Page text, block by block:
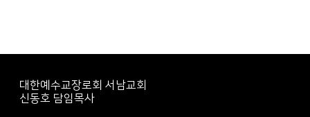
대한예수교장로회 서남교회
신동호 담임목사